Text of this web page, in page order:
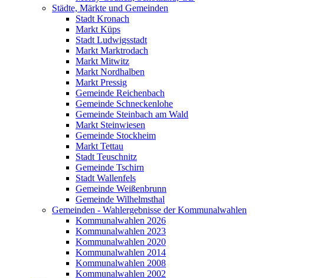
Städte, Märkte und Gemeinden
Stadt Kronach
Markt Küps
Stadt Ludwigsstadt
Markt Marktrodach
Markt Mitwitz
Markt Nordhalben
Markt Pressig
Gemeinde Reichenbach
Gemeinde Schneckenlohe
Gemeinde Steinbach am Wald
Markt Steinwiesen
Gemeinde Stockheim
Markt Tettau
Stadt Teuschnitz
Gemeinde Tschirn
Stadt Wallenfels
Gemeinde Weißenbrunn
Gemeinde Wilhelmsthal
Gemeinden - Wahlergebnisse der Kommunalwahlen
Kommunalwahlen 2026
Kommunalwahlen 2023
Kommunalwahlen 2020
Kommunalwahlen 2014
Kommunalwahlen 2008
Kommunalwahlen 2002